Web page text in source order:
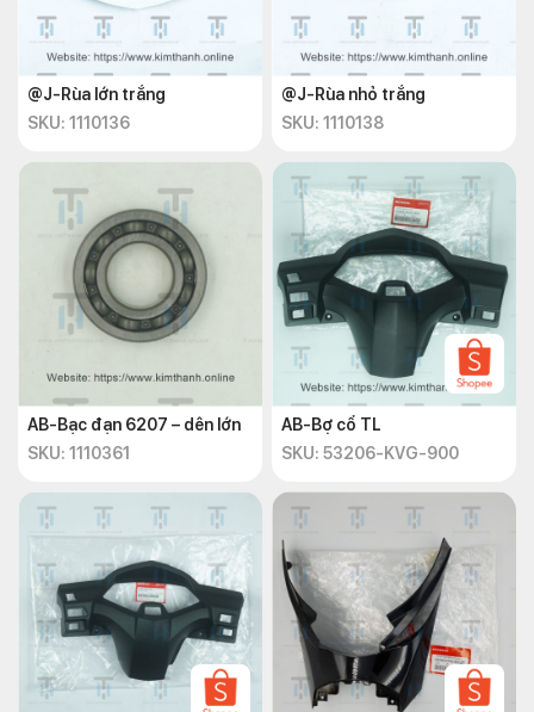
@J-Rùa lớn trắng
SKU: 1110136
@J-Rùa nhỏ trắng
SKU: 1110138
AB-Bạc đạn 6207 – dên lớn
SKU: 1110361
AB-Bợ cổ TL
SKU: 53206-KVG-900